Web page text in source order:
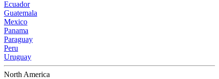
Ecuador
Guatemala
Mexico
Panama
Paraguay
Peru
Uruguay
North America